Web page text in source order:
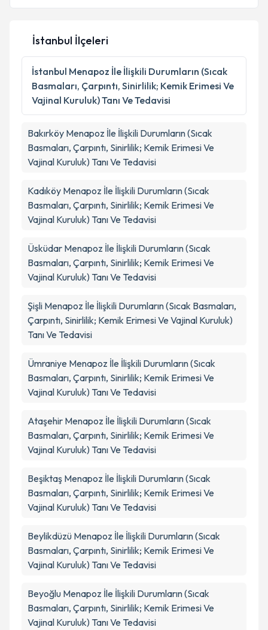
İstanbul İlçeleri
İstanbul Menapoz İle İlişkili Durumların (Sıcak
Basmaları, Çarpıntı, Sinirlilik; Kemik Erimesi Ve
Vajinal Kuruluk) Tanı Ve Tedavisi
Bakırköy Menapoz İle İlişkili Durumların (Sıcak
Basmaları, Çarpıntı, Sinirlilik; Kemik Erimesi Ve
Vajinal Kuruluk) Tanı Ve Tedavisi
Kadıköy Menapoz İle İlişkili Durumların (Sıcak
Basmaları, Çarpıntı, Sinirlilik; Kemik Erimesi Ve
Vajinal Kuruluk) Tanı Ve Tedavisi
Üsküdar Menapoz İle İlişkili Durumların (Sıcak
Basmaları, Çarpıntı, Sinirlilik; Kemik Erimesi Ve
Vajinal Kuruluk) Tanı Ve Tedavisi
Şişli Menapoz İle İlişkili Durumların (Sıcak Basmaları,
Çarpıntı, Sinirlilik; Kemik Erimesi Ve Vajinal Kuruluk)
Tanı Ve Tedavisi
Ümraniye Menapoz İle İlişkili Durumların (Sıcak
Basmaları, Çarpıntı, Sinirlilik; Kemik Erimesi Ve
Vajinal Kuruluk) Tanı Ve Tedavisi
Ataşehir Menapoz İle İlişkili Durumların (Sıcak
Basmaları, Çarpıntı, Sinirlilik; Kemik Erimesi Ve
Vajinal Kuruluk) Tanı Ve Tedavisi
Beşiktaş Menapoz İle İlişkili Durumların (Sıcak
Basmaları, Çarpıntı, Sinirlilik; Kemik Erimesi Ve
Vajinal Kuruluk) Tanı Ve Tedavisi
Beylikdüzü Menapoz İle İlişkili Durumların (Sıcak
Basmaları, Çarpıntı, Sinirlilik; Kemik Erimesi Ve
Vajinal Kuruluk) Tanı Ve Tedavisi
Beyoğlu Menapoz İle İlişkili Durumların (Sıcak
Basmaları, Çarpıntı, Sinirlilik; Kemik Erimesi Ve
Vajinal Kuruluk) Tanı Ve Tedavisi